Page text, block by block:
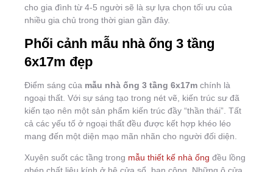
cho gia đình từ 4-5 người sẽ là sự lựa chọn tối ưu của
nhiều gia chủ trong thời gian gần đây.
Phối cảnh mẫu nhà ống 3 tầng
6x17m đẹp
Điểm sáng của mẫu nhà ống 3 tầng 6x17m chính là
ngoại thất. Với sự sáng tạo trong nét vẽ, kiến trúc sư đã
kiến tạo nên một sản phẩm kiến trúc đầy “thần thái”. Tất
cả các yếu tố ở ngoại thất đều được kết hợp khéo léo
mang đến một diện mạo mãn nhãn cho người đối diện.
Xuyên suốt các tầng trong mẫu thiết kế nhà ống đều lồng